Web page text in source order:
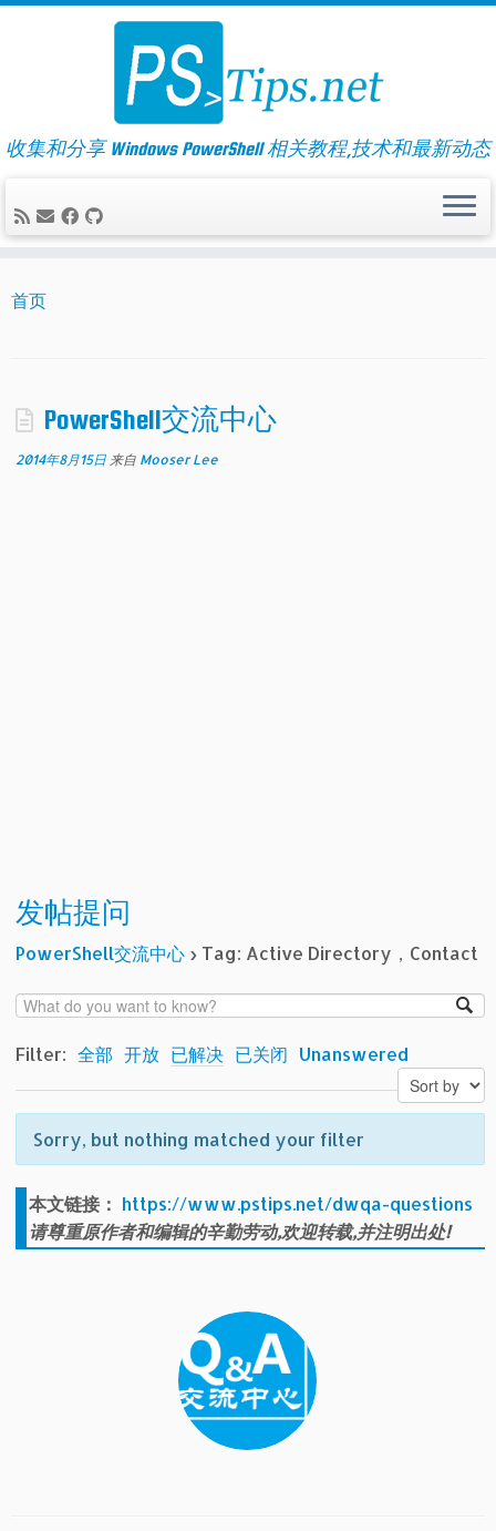
Skip
收集和分享 Windows PowerShell 相关教程,技术和最新动态
首页
PowerShell交流中心
2014年8月15日 来自 Mooser Lee
发帖提问
PowerShell交流中心 › Tag: Active Directory，Contact
Filter: 全部 开放 已解决 已关闭 Unanswered
Sorry, but nothing matched your filter
本文链接： https://www.pstips.net/dwqa-questions
请尊重原作者和编辑的辛勤劳动,欢迎转载,并注明出处!